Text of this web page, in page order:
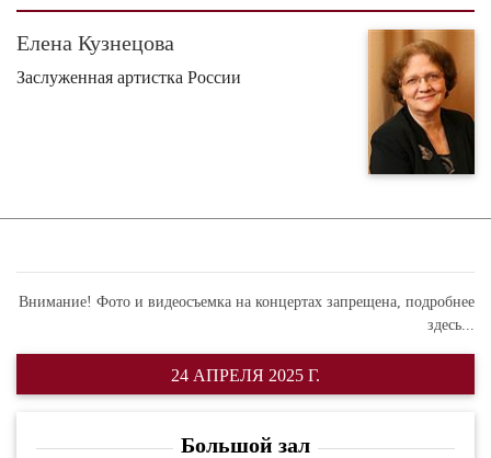
Елена Кузнецова
Заслуженная артистка России
Внимание! Фото и видеосъемка на концертах запрещена, подробнее
здесь...
24 АПРЕЛЯ 2025 Г.
Большой зал